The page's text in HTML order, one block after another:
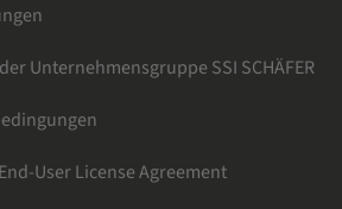
Unternehmensgruppe SSI SCHÄFER
User License Agreement